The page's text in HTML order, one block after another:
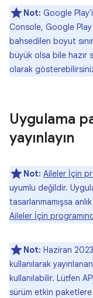
Not: Google
Console, Google
bahsedilen boyut
büyük olsa bile hazır
olarak
Uygulama
yayınlayın
Not: Aileler İçin
uyumlu değildir.
tasarlanmamışsa
Aileler İçin
Not: Haziran
kullanılarak
kullanılabilir. Lütfen
sürüm etkin